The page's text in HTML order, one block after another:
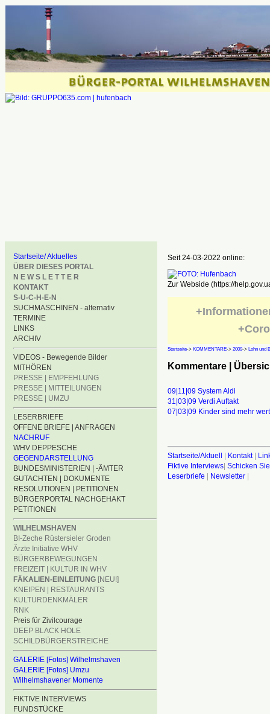
Startseite/ Aktuelles
ÜBER DIESES PORTAL
N E W S L E T T E R
KONTAKT
S-U-C-H-E-N
SUCHMASCHINEN - alternativ
TERMINE
LINKS
ARCHIV
VIDEOS - Bewegende Bilder
MITHÖREN
PRESSE | EMPFEHLUNG
PRESSE | MITTEILUNGEN
PRESSE | UMZU
LESERBRIEFE
OFFENE BRIEFE | ANFRAGEN
NACHRUF
WHV DEPPESCHE
GEGENDARSTELLUNG
BUNDESMINISTERIEN | -ÄMTER
GUTACHTEN | DOKUMENTE
RESOLUTIONEN | PETITIONEN
BÜRGERPORTAL NACHGEHAKT
PETITIONEN
WILHELMSHAVEN
BI-Zeche Rüstersieler Groden
Ärzte Initiative WHV
BÜRGERBEWEGUNGEN
FREIZEIT | KULTUR IN WHV
FÄKALIEN-EINLEITUNG [NEU!]
KNEIPEN | RESTAURANTS
KULTURDENKMÄLER
RNK
Preis für Zivilcourage
DEEP BLACK HOLE
SCHILDBÜRGERSTREICHE
GALERIE [Fotos] Wilhelmshaven
GALERIE [Fotos] Umzu
Wilhelmshavener Momente
FIKTIVE INTERVIEWS
FUNDSTÜCKE
Seit 24-03-2022 online:
Zur Webside (https://
Startseite-> KOMMENTARE-> 2009-> Lohn und
Kommentare |
09|11|09 System Aldi
31|03|09 Verdi Auftakt
07|03|09 Kinder sind mehr wert
Startseite/Aktuell Kontakt|
Fiktive Interviews| Schicken
Leserbriefe
Newsletter|